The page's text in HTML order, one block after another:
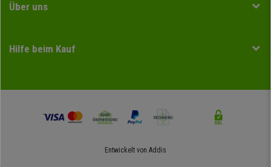
Über uns
Hilfe beim Kauf
Entwickelt von Addis